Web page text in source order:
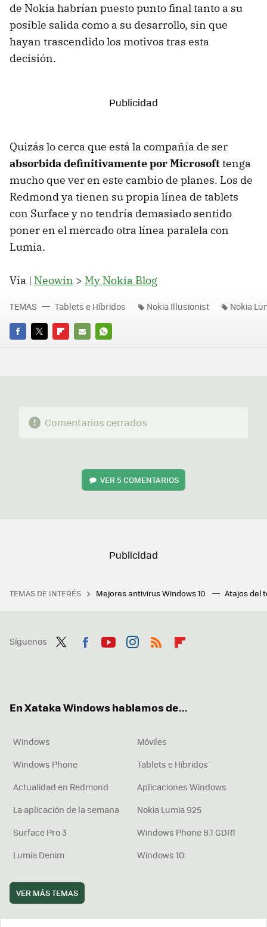
de Nokia habrían puesto punto final tanto a su
posible salida como a su desarrollo, sin que
hayan trascendido los motivos tras esta
decisión.
Quizás lo cerca que está la compañía de ser
absorbida definitivamente por Microsofttenga
mucho que ver en este cambio de planes. Los de
Redmond ya tienen su propia línea de tablets
con Surface y no tendría demasiado sentido
poner en el mercado otra línea paralela con
Lumia.
Vía | Neowin > My Nokia Blog
FACEBOOK
TWITTERFLIPBOARD
E-
WHATSAPP
TEMAS Tablets e Híbridos Nokia Illusionist Nokia
Comentarios cerrados
VER5 COMENTARIOS
TEMAS DE INTERÉS Mejores antivirus Windows 10 Atajos del
Síguenos
En Xataka Windows hablamos de...
Windows
Móviles
Windows Phone
Tablets e Híbridos
Actualidad en Redmond
Aplicaciones Windows
La aplicación de la semana
Nokia Lumia 925
Surface Pro 3
Windows Phone 8.1 GDR1
Lumia Denim
Windows 10
VER MÁS TEMAS